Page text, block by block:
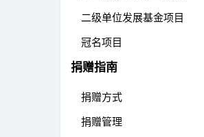
二级单位发展基金项目
冠名项目
捐赠指南
捐赠方式
捐赠管理